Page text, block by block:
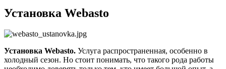
Установка Webasto
Установка Webasto. Услуга распространенная, особенно в
холодный сезон. Но стоит понимать, что такого рода работы